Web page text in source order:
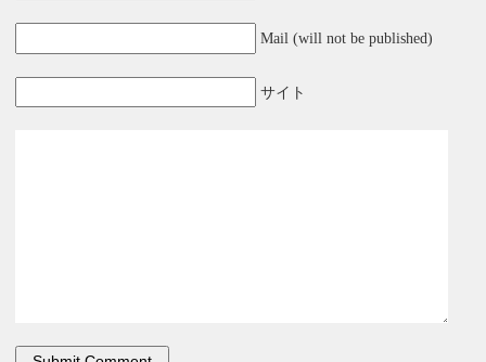
Mail (will not be published)
サイト